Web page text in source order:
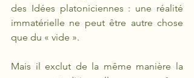
des Idées platoniciennes : une réalité
immatérielle ne peut être autre chose
que du « vide ».
Mais il exclut de la même manière la